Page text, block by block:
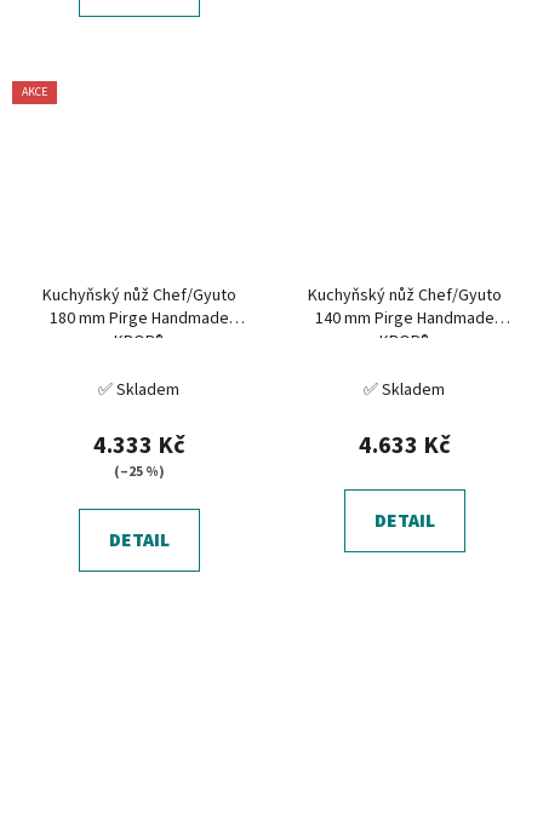
AKCE
Kuchyňský nůž Chef/Gyuto
180 mm Pirge Handmade
KROP®
✅ Skladem
4.333 Kč
(–25 %)
DETAIL
Kuchyňský nůž Chef/Gyuto
140 mm Pirge Handmade
KROP®
✅ Skladem
4.633 Kč
DETAIL